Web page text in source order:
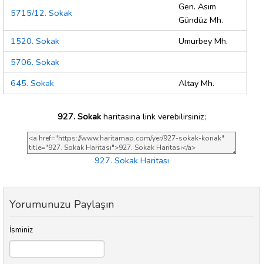
5715/12. Sokak
Gen. Asım
Gündüz Mh.
1520. Sokak
Umurbey Mh.
5706. Sokak
645. Sokak
Altay Mh.
927. Sokakharitasına link verebilirsiniz;
927. Sokak Haritası
Yorumunuzu Paylaşın
İsminiz